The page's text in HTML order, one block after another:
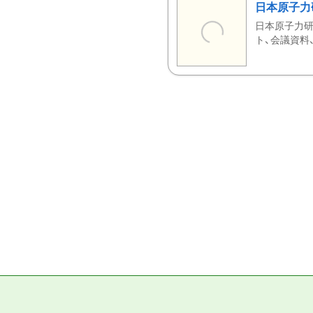
日本原子
日本原子力
ト、会議資